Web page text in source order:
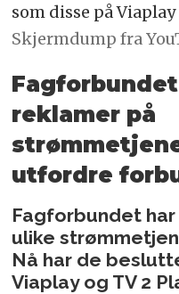
som disse på Viaplay
Skjermdump fra
reklamer på
utfordre
Fagforbundet
ulike
Nå har de
Viaplay og TV 2